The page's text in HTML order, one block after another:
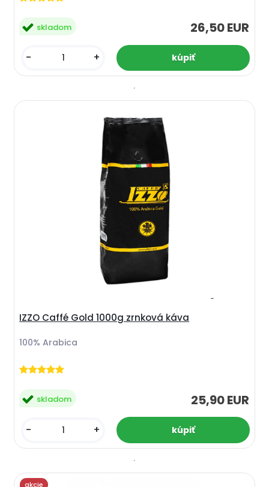
26,50 EUR
skladom
- +
IZZO Caffé Gold 1000g zrnková káva
100% Arabica
25,90 EUR
skladom
- +
akcie